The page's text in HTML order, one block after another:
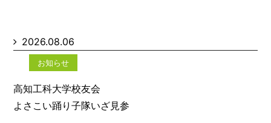
2026.08.06
お知らせ
高知工科大学校友会
よさこい踊り子隊いざ見参